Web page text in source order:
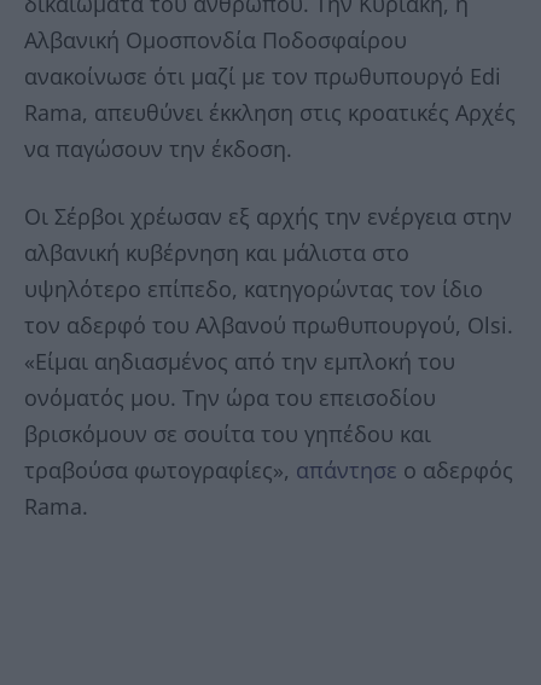
Αλβανική Ομοσπονδία Ποδοσφαίρου
ανακοίνωσε ότι μαζί με τον πρωθυπουργό Edi
Rama, απευθύνει έκκληση στις κροατικές Αρχές
να παγώσουν την έκδοση.
Οι Σέρβοι χρέωσαν εξ αρχής την ενέργεια στην
αλβανική κυβέρνηση και μάλιστα στο
υψηλότερο επίπεδο, κατηγορώντας τον ίδιο
τον αδερφό του Αλβανού πρωθυπουργού, Olsi.
«Είμαι αηδιασμένος από την εμπλοκή του
ονόματός μου. Την ώρα του επεισοδίου
βρισκόμουν σε σουίτα του γηπέδου και
τραβούσα φωτογραφίες», απάντησε ο αδερφός
Rama.